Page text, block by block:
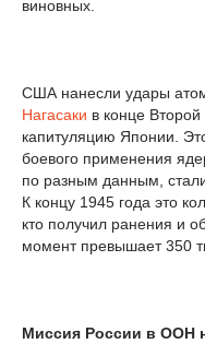
виновных.
США нанесли удары
Нагасаки в конце
капитуляцию Японии.
боевого применения
по разным данным,
К концу 1945 года это
кто получил ранения и
момент превышает 350
Миссия России в ООН